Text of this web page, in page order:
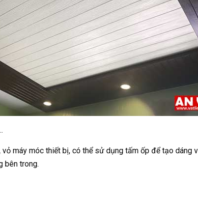
máy móc thiết bị, có thể sử dụng tấm ốp để tạo dáng
bên trong.